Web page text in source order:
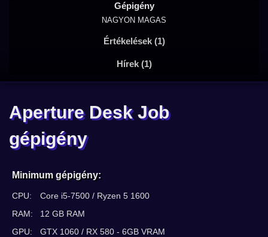
Gépigény
NAGYON MAGAS
Értékelések (1)
Hírek (1)
Aperture Desk Job
gépigény
Minimum gépigény:
CPU:
Core i5-7500 / Ryzen 5 1600
RAM:
12 GB RAM
GPU:
GTX 1060 / RX 580 - 6GB VRAM